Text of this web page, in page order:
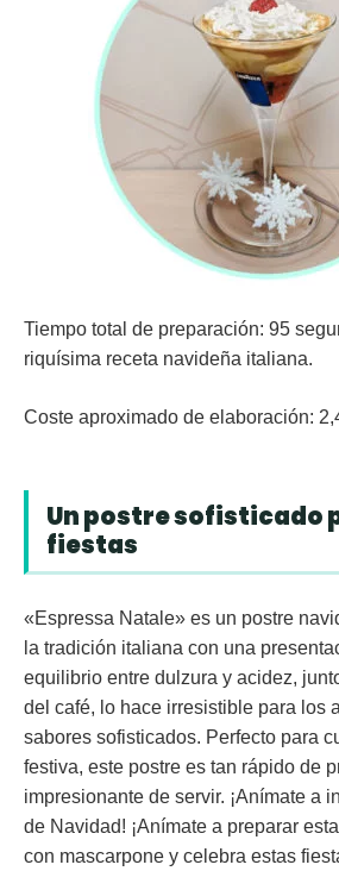
Tiempo total de preparación: 95
riquísima receta navideña italiana.
Coste aproximado de elaboración:
Un postre sofisticado
fiestas
«Espressa Natale» es un postre
la tradición italiana con una
equilibrio entre dulzura y acidez,
del café, lo hace irresistible para los
sabores sofisticados. Perfecto para
festiva, este postre es tan rápido de
impresionante de servir. ¡Anímate a
de Navidad! ¡Anímate a preparar
con mascarpone y celebra estas